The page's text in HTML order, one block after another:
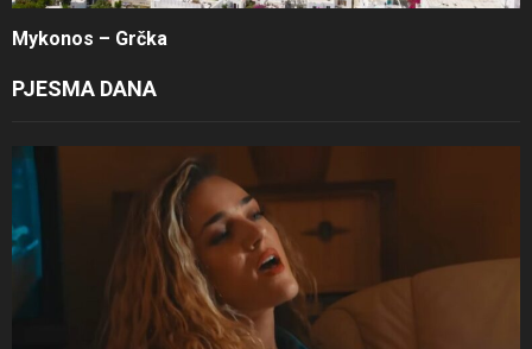
Mykonos – Grčka
PJESMA DANA